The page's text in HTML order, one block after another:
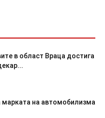
в област Враца достига
марката на автомобилизма